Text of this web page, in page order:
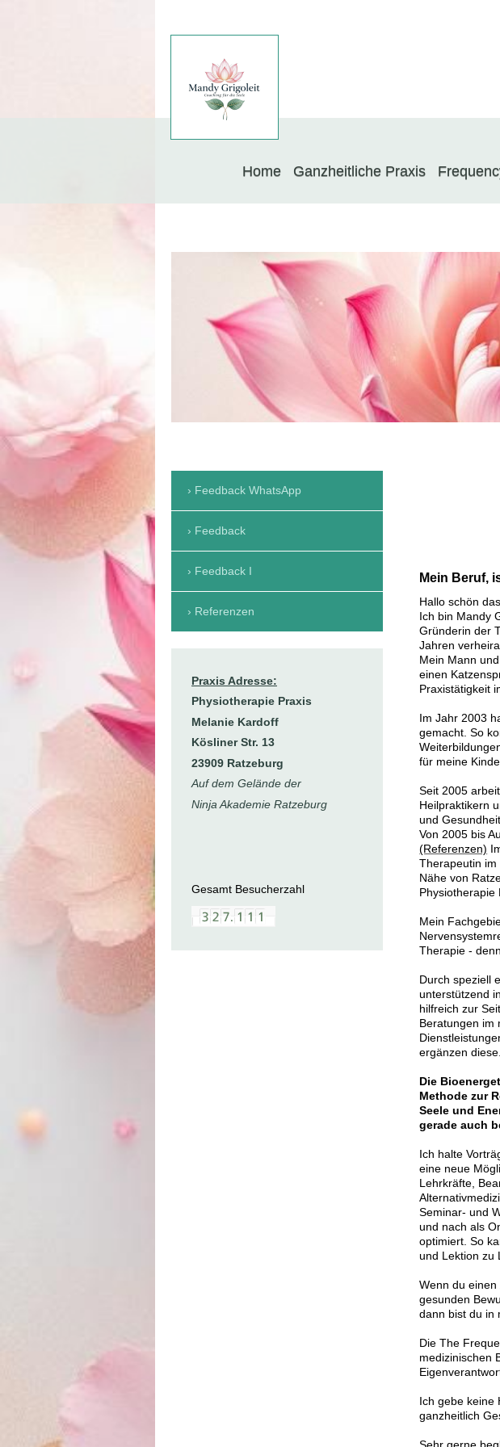
Home Ganzheitliche Praxis
Mein Beruf,
Hallo schön
Ich bin Mandy
Gründerin der
Jahren
Mein Mann
einen
Praxistätigkeit
Im Jahr 2003
gemacht. So
für meine
Seit 2005
Heilpraktikern
und
Von 2005 bis
(Referenzen)
Therapeutin
Nähe von
Physiotherapie
Mein
Therapie -
Durch speziell
unterstützend
hilfreich zur
Beratungen im
ergänzen diese.
Die
Methode zur
Seele und
gerade auch
Ich halte
eine neue
Lehrkräfte,
Seminar- und
und nach als
optimiert. So
und Lektion zu
Wenn du
gesunden
dann bist du in
Die The
medizinischen
Ich gebe keine
ganzheitlich
Feedback WhatsApp
Feedback
Feedback I
Referenzen
Praxis Adresse:
Physiotherapie Praxis
Melanie Kardoff
Kösliner Str. 13
23909 Ratzeburg
Auf dem Gelände der
Ninja Akademie Ratzeburg
Gesamt Besucherzahl